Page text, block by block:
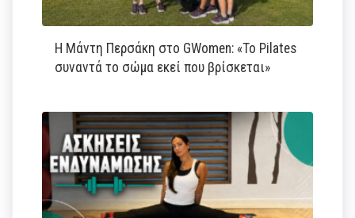
Η Μάντη Περσάκη στο GWomen: «Το Pilates
συναντά το σώμα εκεί που βρίσκεται»